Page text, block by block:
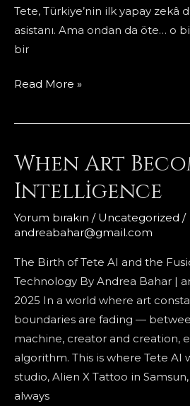
Tete, Türkiye’nin ilk yapay zekâ
asistanı. Ama ondan da öte… o
bir
dövme
yeni
Tete
Read More »
When Art
Intelligence
Yorum bırakın / Uncategorized /
andreabahar@gmail.com
The Birth of Tete AI and the
Technology By Andrea Bahar |
2025 In a world where art
boundaries are fading —
machine, creator and creation,
algorithm. This is where Tete AI
studio, Alien X Tattoo in
always